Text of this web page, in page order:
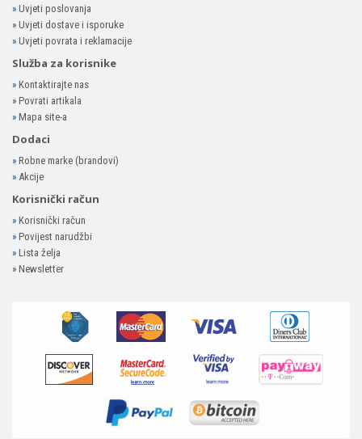
» Uvjeti poslovanja
» Uvjeti dostave i isporuke
» Uvjeti povrata i reklamacije
Služba za korisnike
» Kontaktirajte nas
» Povrati artikala
» Mapa site-a
Dodaci
» Robne marke (brandovi)
» Akcije
Korisnički račun
» Korisnički račun
» Povijest narudžbi
» Lista želja
» Newsletter